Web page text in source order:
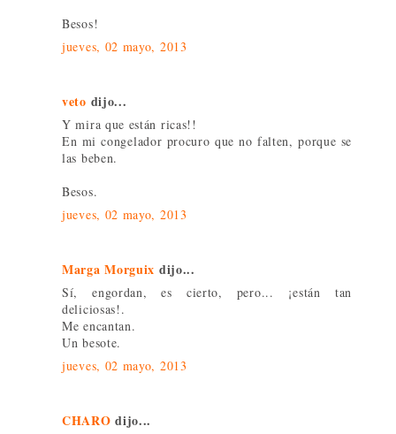
Besos!
jueves, 02 mayo, 2013
veto dijo...
Y mira que están ricas!!
En mi congelador procuro que no falten, porque se
las beben.
Besos.
jueves, 02 mayo, 2013
Marga Morguix dijo...
Sí, engordan, es cierto, pero... ¡están tan
deliciosas!.
Me encantan.
Un besote.
jueves, 02 mayo, 2013
CHARO dijo...